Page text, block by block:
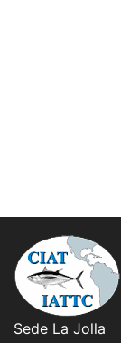
Sede La Jolla